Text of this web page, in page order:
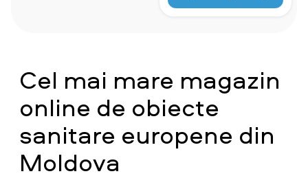
Cel mai mare magazin
online de obiecte
sanitare europene din
Moldova